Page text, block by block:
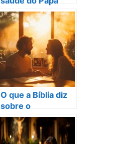
Francisco que
surpreendem a
todos
O que a Bíblia diz
sobre o
casamento:
princípios e
desafios atuais